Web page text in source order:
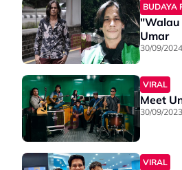
BUDAYA
"Walau
Umar
30/09/2024
VIRAL
Meet
30/09/2023
VIRAL